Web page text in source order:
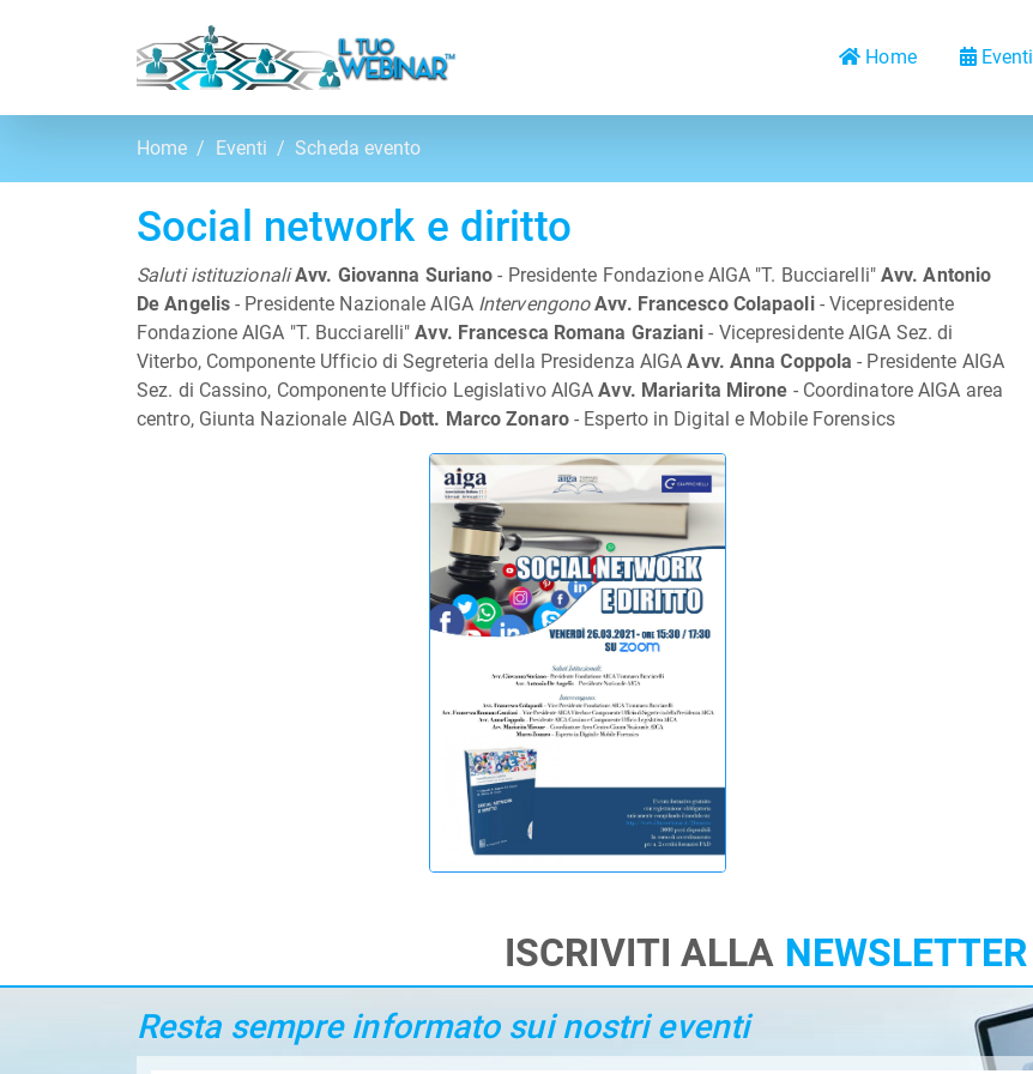
Home Eventi
Home Eventi Scheda evento
Social network e diritto
Saluti istituzionali Avv. Giovanna Suriano- Presidente Fondazione AIGA "T. Bucciarelli" Avv. Antonio
De Angelis- Presidente Nazionale AIGA IntervengonoAvv. Francesco Colapaoli - Vicepresidente
Fondazione AIGA "T. Bucciarelli"Avv. Francesca Romana Graziani - Vicepresidente AIGA Sez. di
Viterbo, Componente Ufficio di Segreteria della Presidenza AIGAAvv. Anna Coppola- Presidente AIGA
Sez. di Cassino, Componente Ufficio Legislativo AIGAAvv. Mariarita Mirone - Coordinatore AIGA area
centro, Giunta Nazionale AIGA Dott. Marco Zonaro - Esperto in Digital e Mobile Forensics
ISCRIVITI ALLA NEWSLETTER
Resta sempre informato sui nostri eventi